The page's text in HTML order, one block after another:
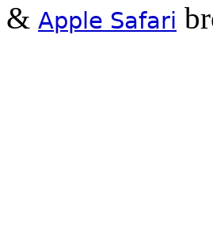
& Apple Safari